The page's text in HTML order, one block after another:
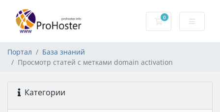
0
Корзина
Портал
База знаний
Просмотр статей с метками domain activation
Категории